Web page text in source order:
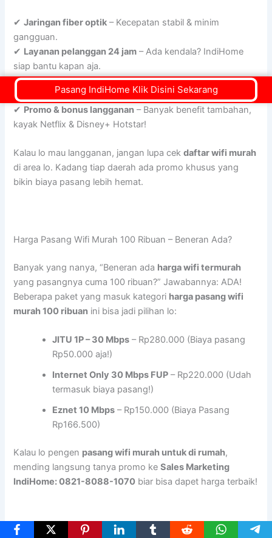
✔Jaringan fiber optik – Kecepatan stabil & minim
gangguan.
✔ Layanan pelanggan 24 jam – Ada kendala? IndiHome
siap bantu kapan aja.
✔Paket fleksibel– Bisa pilihwifi 100 ribuanatau yang
lebih kencang.
✔ Promo & bonus langganan – Banyak benefit tambahan,
kayak Netflix & Disney+ Hotstar!
Kalau lo mau langganan, jangan lupa cekdaftar wifi murah
di area lo. Kadang tiap daerah ada promo khusus yang
bikin biaya pasang lebih hemat.
Harga Pasang Wifi Murah 100 Ribuan – Beneran Ada?
Banyak yang nanya, “Beneran ada harga wifi termurah
yang pasangnya cuma 100 ribuan?” Jawabannya: ADA!
Beberapa paket yang masuk kategori harga pasang wifi
murah 100 ribuan ini bisa jadi pilihan lo:
JITU 1P – 30 Mbps – Rp280.000 (Biaya pasang
Rp50.000 aja!)
Internet Only 30 Mbps FUP – Rp220.000 (Udah
termasuk biaya pasang!)
Eznet 10 Mbps – Rp150.000 (Biaya Pasang
Rp166.500)
Kalau lo pengen pasang wifi murah untuk di rumah,
mending langsung tanya promo keSales Marketing
IndiHome: 0821-8088-1070 biar bisa dapet harga terbaik!
Pasang IndiHome Klik Disini Sekarang